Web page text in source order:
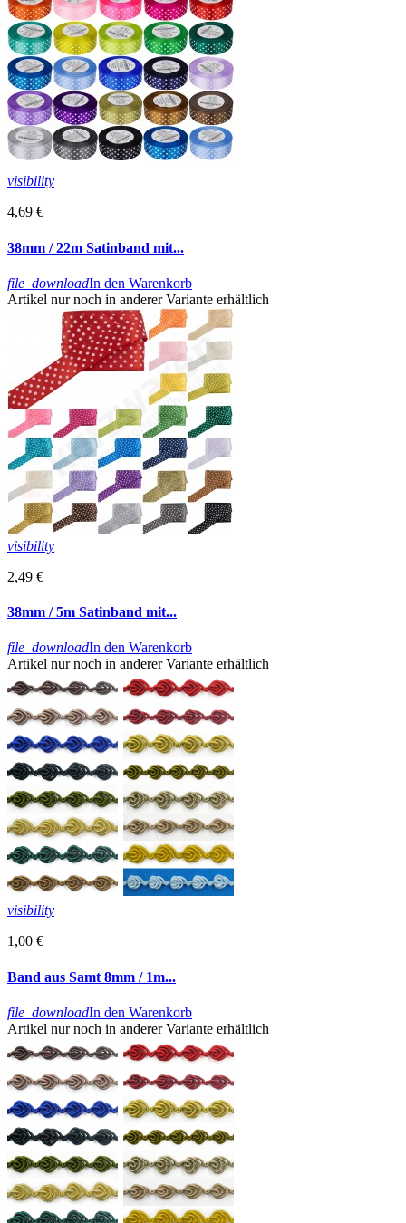
visibility
4,69 €
38mm / 22m Satinband mit...
file_downloadIn den Warenkorb
Artikel nur noch in anderer Variante erhältlich
visibility
2,49 €
38mm / 5m Satinband mit...
file_downloadIn den Warenkorb
Artikel nur noch in anderer Variante erhältlich
visibility
1,00 €
Band aus Samt 8mm / 1m...
file_downloadIn den Warenkorb
Artikel nur noch in anderer Variante erhältlich